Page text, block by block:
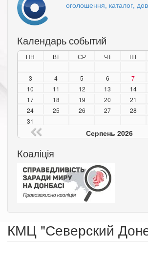
оголошення, каталог,
Календарь событий
ПН ВТ СР ЧТ ПТ
3
4 5 6 7
10
11 12 13 14
17
18 19 20 21
24
25 26 27 28
31
Серпень 2026
Коаліція
КМЦ "Северский